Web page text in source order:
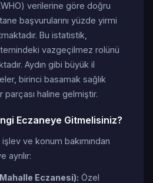
verilerine göre doğru
başvurularını yüzde yirmi
Bu istatistik,
vazgeçilmez rolünü
Aydın gibi büyük il
birinci basamak sağlık
parçası haline gelmiştir.
Eczaneye Gitmelisiniz?
ve konum bakımından
ayrılır:
Eczanesi): Özel